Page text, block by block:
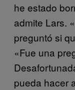
he estado
admite Lars.
preguntó si
«Fue una
pueda hacer